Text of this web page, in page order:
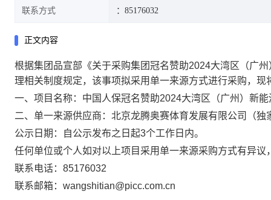
联系方式 ：85176032
正文内容
根据集团品宣部《关于采购集团冠名赞助2024大湾区（广
理相关制度规定， 该事项拟采用单一来源方式进行采购， 现
一、 项目名称： 中国人保冠名赞助2024大湾区（广州） 新能
二、 单一来源供应商 ： 北京龙腾奥赛体育发展有限公司 （独
公示日期：
自公示发布之日起3个工作日内。
任何单位或个人如对以上项目采用单一来源采购方式有异议
联系电话： 85176032
联系邮箱： wangshitian@picc.com.cn